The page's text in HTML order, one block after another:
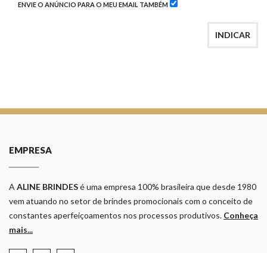
ENVIE O ANÚNCIO PARA O MEU EMAIL TAMBÉM
INDICAR
EMPRESA
A ALINE BRINDESé uma empresa 100% brasileira que desde 1980
vem atuando no setor de brindes promocionais com o conceito de
constantes aperfeiçoamentos nos processos produtivos. Conheça
mais...